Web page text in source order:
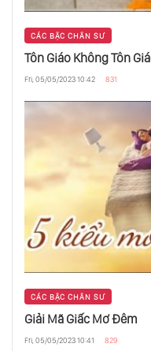
Vì
Sợ
Yêu?
CÁC BẬC CHÂN SƯ
Tôn Giáo Không Tôn
Fri, 05/05/2023 10:42 831
CÁC BẬC CHÂN SƯ
Giải Mã Giấc Mơ Đêm
Fri, 05/05/2023 10:41 829